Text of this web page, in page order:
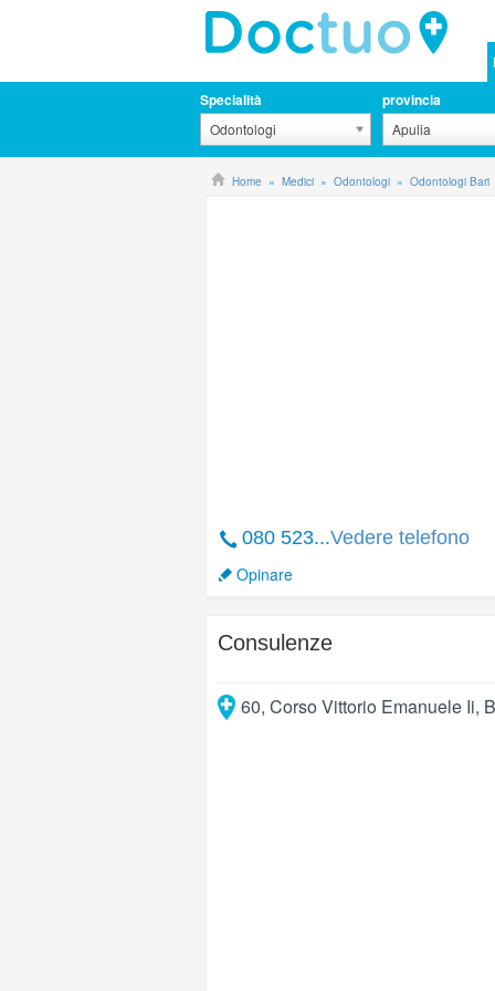
Specialità
Odontologi
provincia
Apulia
Home Medici Odontologi Odontologi Bari
080 523...Vedere telefono
Opinare
Consulenze
60, Corso Vittorio Emanuele Ii,